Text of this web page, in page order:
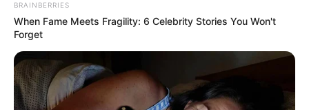
para establecer contactos y concretar negocios tanto a
nivel nacional como internacional.
Sigue el canal dealertatolima.com en
WhatsApp
: encuentra información
BRAINBERRIES
When Fame Meets Fragility: 6 Celebrity Stories You Won't
Forget